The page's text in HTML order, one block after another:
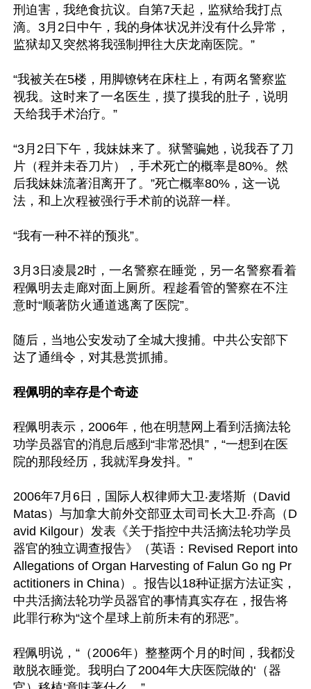
刑迫害，我绝食抗议。自第7天起，监狱给我打点
滴。3月2日中午，我的身体状况并没有什么异常，
监狱却又突然将我强制押往大庆龙南医院。”
“我被关在5楼，用脚镣铐在床柱上，有两名警察监
视我。这时来了一名医生，摸了摸我的肚子，说明
天给我手术治疗。”
“3月2日下午，我妹妹来了。狱警骗她，说我吞了刀
片（程并未吞刀片），手术死亡的概率是80%。然
后我妹妹流著泪离开了。”死亡概率80%，这一说
法，和上次程被强行手术前的说辞一样。
“我有一种不祥的预兆”。
3月3日凌晨2时，一名警察在睡觉，另一名警察看着
程佩明去走廊对面上厕所。程趁看管的警察在不注
意时“顺著防火通道逃离了医院”。
随后，当地公安发动了全城大搜捕。中共公安部下
达了通缉令，对其悬赏抓捕。
程佩明的幸存是个奇迹
程佩明表示，2006年，他在明慧网上看到活摘法轮
功学员器官的消息后感到“非常恐惧”，“一想到在医
院的那段经历，我就浑身发抖。”
2006年7月6日，国际人权律师大卫‧麦塔斯（David
Matas）与加拿大前外交部亚太司司长大卫‧乔高（D
avid Kilgour）发表《关于指控中共活摘法轮功学员
器官的独立调查报告》（英语：Revised Report into
Allegations of Organ Harvesting of Falun Go ng Pr
actitioners in China）。报告以18种证据方法证实，
中共活摘法轮功学员器官的事情真实存在，报告将
此罪行称为“这个星球上前所未有的邪恶”。
程佩明说，“（2006年）整整两个月的时间，我都没
敢脱衣睡觉。我明白了2004年大庆医院做的‘（器